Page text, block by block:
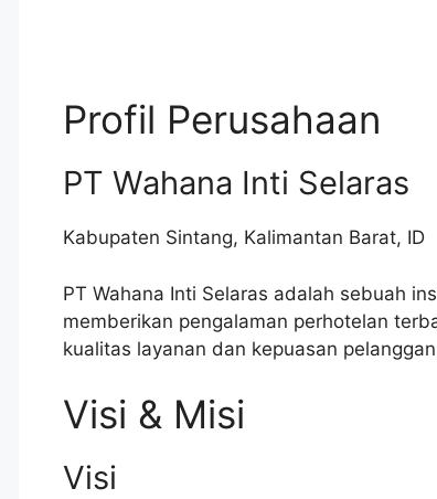
Profil Perusahaan
PT Wahana Inti Selaras
Kabupaten Sintang, Kalimantan Barat, ID
PT Wahana Inti Selaras adalah sebuah
memberikan pengalaman perhotelan
kualitas layanan dan kepuasan
Visi & Misi
Visi